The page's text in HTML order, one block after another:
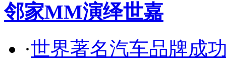
邻家MM演绎世嘉
·世界著名汽车品牌成